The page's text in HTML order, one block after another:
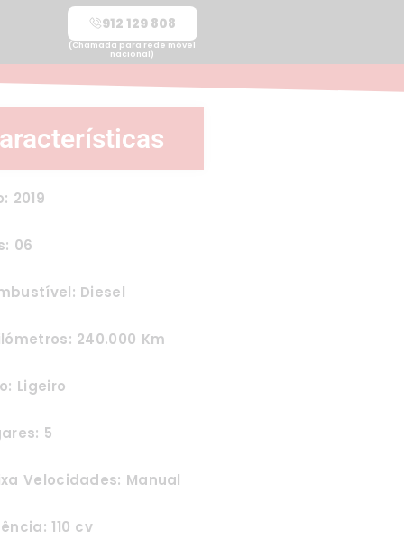
912 129 808
(Chamada para rede móvel
nacional)
2019
06
Diesel
240.000 Km
Ligeiro
5
Velocidades: Manual
110 cv